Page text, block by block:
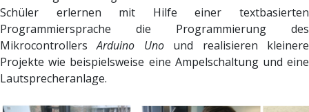
Schüler erlernen mit Hilfe einer textbasierten
Programmiersprache die Programmierung des
MikrocontrollersArduino Unound realisieren kleinere
Projekte wie beispielsweise eine Ampelschaltung und eine
Lautsprecheranlage.